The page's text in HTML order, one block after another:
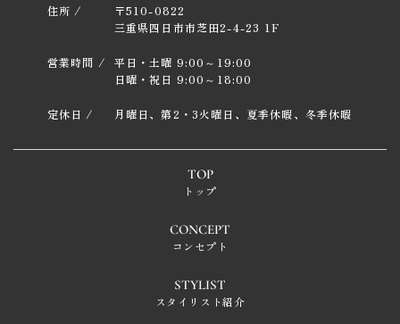
住所 /
〒510-0822
三重県四日市市芝田2-4-23 1F
営業時間 /
平日・土曜 9:00～19:00
日曜・祝日 9:00～18:00
定休日 / 月曜日、第2・3火曜日、夏季休暇、冬季休暇
TOP
トップ
CONCEPT
コンセプト
STYLIST
スタイリスト紹介